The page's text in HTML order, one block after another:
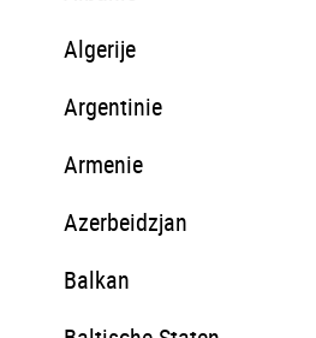
Algerije
Argentinie
Armenie
Azerbeidzjan
Balkan